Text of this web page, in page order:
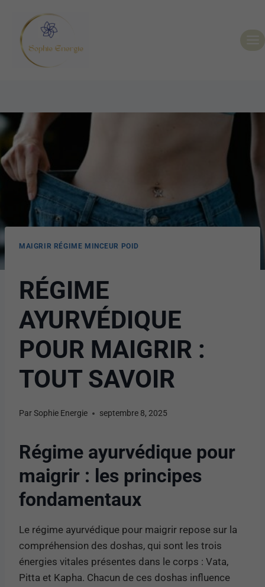
MAIGRIR RÉGIME MINCEUR POID
RÉGIME
AYURVÉDIQUE
POUR MAIGRIR :
TOUT SAVOIR
ParSophie Energie septembre 8, 2025
Régime ayurvédique pour
maigrir : les principes
fondamentaux
Le régime ayurvédique pour maigrir repose sur la
compréhension des doshas, qui sont les trois
énergies vitales présentes dans le corps : Vata,
Pitta et Kapha. Chacun de ces doshas influence